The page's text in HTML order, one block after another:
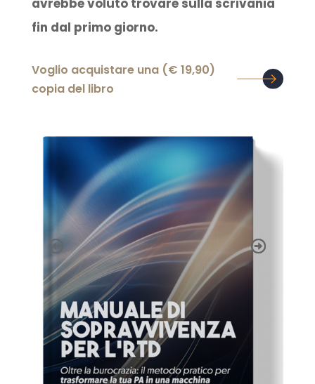
fin dal primo giorno.
(19,90 €) Voglio acquistare una
copia del libro